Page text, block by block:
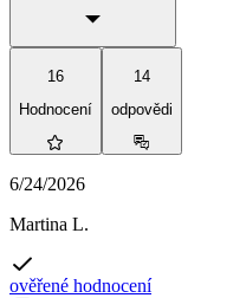
16
Hodnocení
14
odpovědi
6/24/2026
Martina L.
ověřené hodnocení